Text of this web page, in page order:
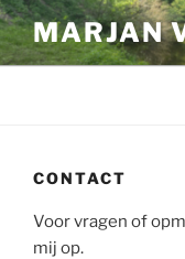
Ga
naar
de
MARJAN
CONTACT
Voor vragen of
mij op.